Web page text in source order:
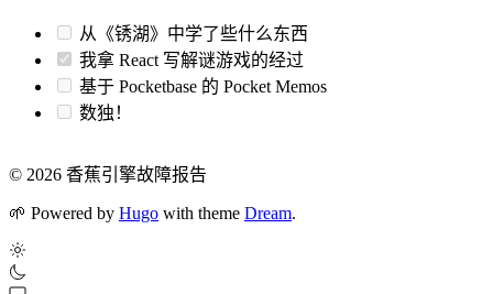
从《锈湖》中学了些什么东西
我拿 React 写解谜游戏的经过
基于 Pocketbase 的 Pocket Memos
数独！
© 2026 香蕉引擎故障报告
🌱 Powered by Hugo with theme Dream.